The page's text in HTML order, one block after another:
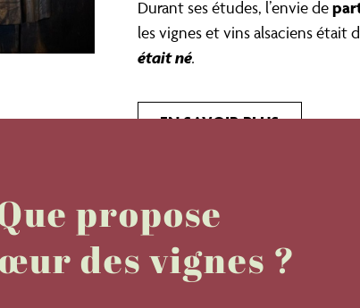
Durant ses études, l’envie de
les vignes et vins alsaciens était
était né.
EN SAVOIR PLUS
propose
des vignes ?